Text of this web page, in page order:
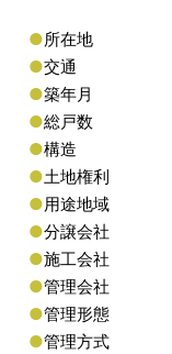
●所在地
●交通
●築年月
●総戸数
●構造
●土地権利
●用途地域
●分譲会社
●施工会社
●管理会社
●管理形態
●管理方式